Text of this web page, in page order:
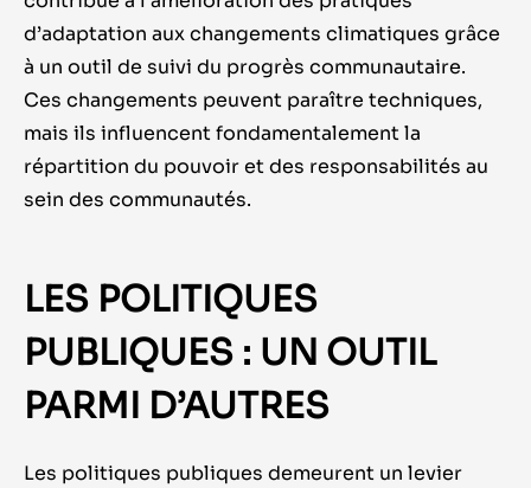
d’adaptation aux changements climatiques grâce
à un outil de suivi du progrès communautaire.
Ces changements peuvent paraître techniques,
mais ils influencent fondamentalement la
répartition du pouvoir et des responsabilités au
sein des communautés.
LES POLITIQUES
PUBLIQUES : UN OUTIL
PARMI D’AUTRES
Les politiques publiques demeurent un levier